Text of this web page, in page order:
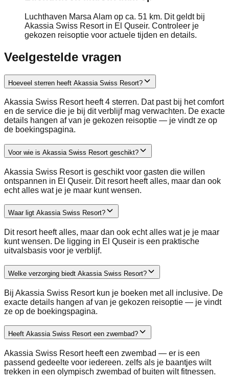
Luchthaven Marsa Alam op ca. 51 km. Dit geldt bij
Akassia Swiss Resort in El Quseir. Controleer je
gekozen reisoptie voor actuele tijden en details.
Veelgestelde vragen
Hoeveel sterren heeft Akassia Swiss Resort?
Akassia Swiss Resort heeft 4 sterren. Dat past bij het comfort
en de service die je bij dit verblijf mag verwachten. De exacte
details hangen af van je gekozen reisoptie — je vindt ze op
de boekingspagina.
Voor wie is Akassia Swiss Resort geschikt?
Akassia Swiss Resort is geschikt voor gasten die willen
ontspannen in El Quseir. Dit resort heeft alles, maar dan ook
echt alles wat je je maar kunt wensen.
Waar ligt Akassia Swiss Resort?
Dit resort heeft alles, maar dan ook echt alles wat je je maar
kunt wensen. De ligging in El Quseir is een praktische
uitvalsbasis voor je verblijf.
Welke verzorging biedt Akassia Swiss Resort?
Bij Akassia Swiss Resort kun je boeken met all inclusive. De
exacte details hangen af van je gekozen reisoptie — je vindt
ze op de boekingspagina.
Heeft Akassia Swiss Resort een zwembad?
Akassia Swiss Resort heeft een zwembad — er is een
passend gedeelte voor iedereen. zelfs als je baantjes wilt
trekken in een olympisch zwembad of buiten wilt fitnessen.